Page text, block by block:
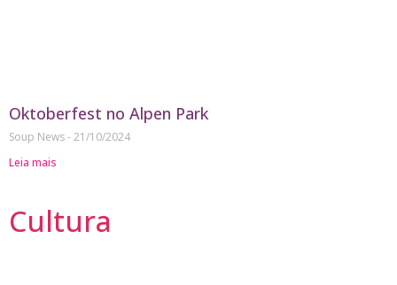
Oktoberfest no Alpen Park
Soup News 21/10/2024
Leia mais
Cultura